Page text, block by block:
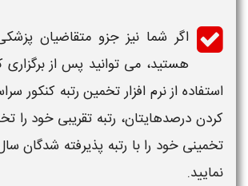
اگر شما نیز جزو متقاضیان
هستید، می توانید پس از برگزاری
استفاده از نرم افزار تخمینرتبه کنکور
کردن درصدهایتان، رتبه تقریبی خود را
تخمینی خود را با رتبه پذیرفته شدگان
نمایید.